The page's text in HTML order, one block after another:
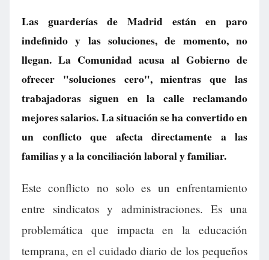
Las guarderías de Madrid están en paro
indefinido y las soluciones, de momento, no
llegan. La Comunidad acusa al Gobierno de
ofrecer "soluciones cero", mientras que las
trabajadoras siguen en la calle reclamando
mejores salarios. La situación se ha convertido en
un conflicto que afecta directamente a las
familias y a la conciliación laboral y familiar.
Este conflicto no solo es un enfrentamiento
entre sindicatos y administraciones. Es una
problemática que impacta en la educación
temprana, en el cuidado diario de los pequeños